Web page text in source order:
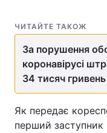
ЧИТАЙТЕ ТАКОЖ
За порушення
коронавірусі
34 тисяч
Як передає
перший заступник